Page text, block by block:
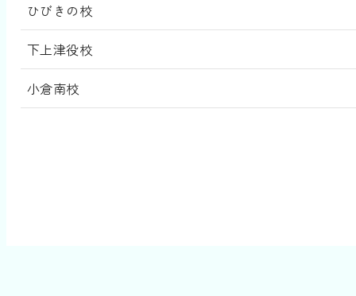
ひびきの校
下上津役校
小倉南校